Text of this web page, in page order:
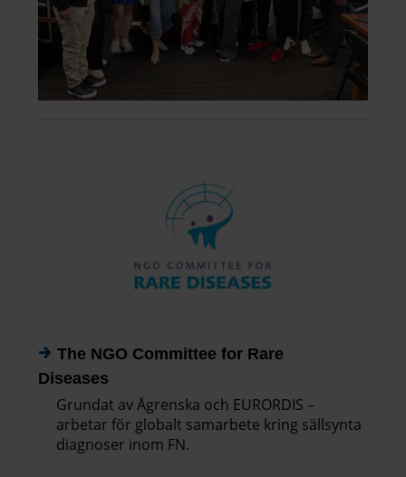
The NGO Committee for Rare
Diseases
Grundat av Ågrenska och EURORDIS –
arbetar för globalt samarbete kring sällsynta
diagnoser inom FN.